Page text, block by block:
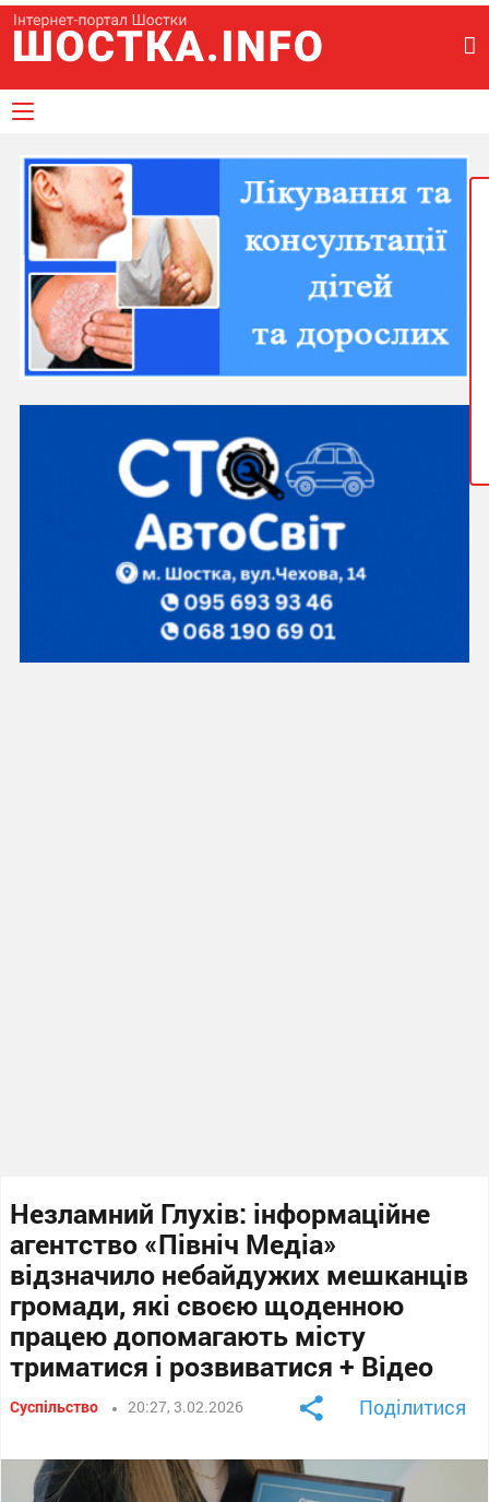
Незламний Глухів: інформаційне
агентство «Північ Медіа»
відзначило небайдужих мешканців
громади, які своєю щоденною
працею допомагають місту
триматися і розвиватися + Відео
Суспільство 20:27, 3.02.2026 Поділитися